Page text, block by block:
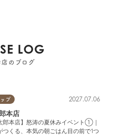
LOG
店のブログ
プ 2027.07.06
本店
郎本店】怒涛の夏休みイベント①｜
つくる、本気の朝ごはん目の前で1つ